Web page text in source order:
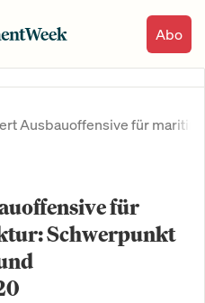
Abo
Ausbauoffensive für
für
Schwerpunkt